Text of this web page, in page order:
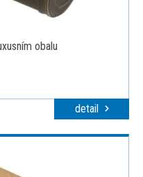
obalu
detail